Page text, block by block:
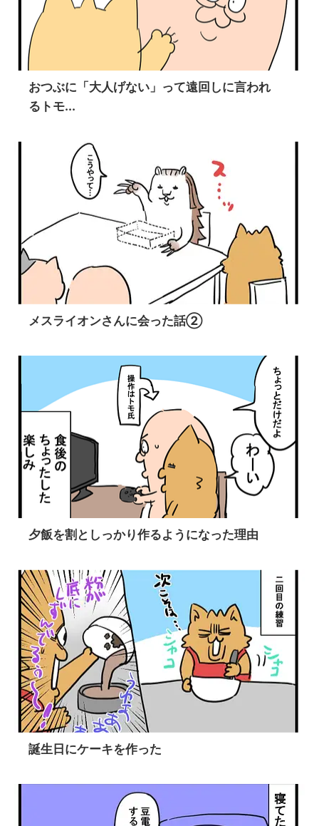
おつぶに「大人げない」って遠回しに言われ
るトモ...
メスライオンさんに会った話②
夕飯を割としっかり作るようになった理由
誕生日にケーキを作った